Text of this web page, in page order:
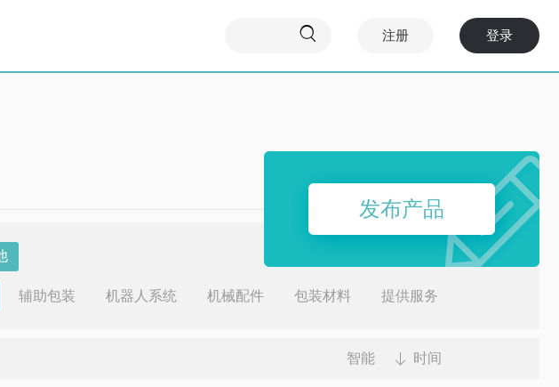
 注册 登录
辅助包装 机器人系统 机械配件 包装材料 提供服务
发布产品
智能 时间